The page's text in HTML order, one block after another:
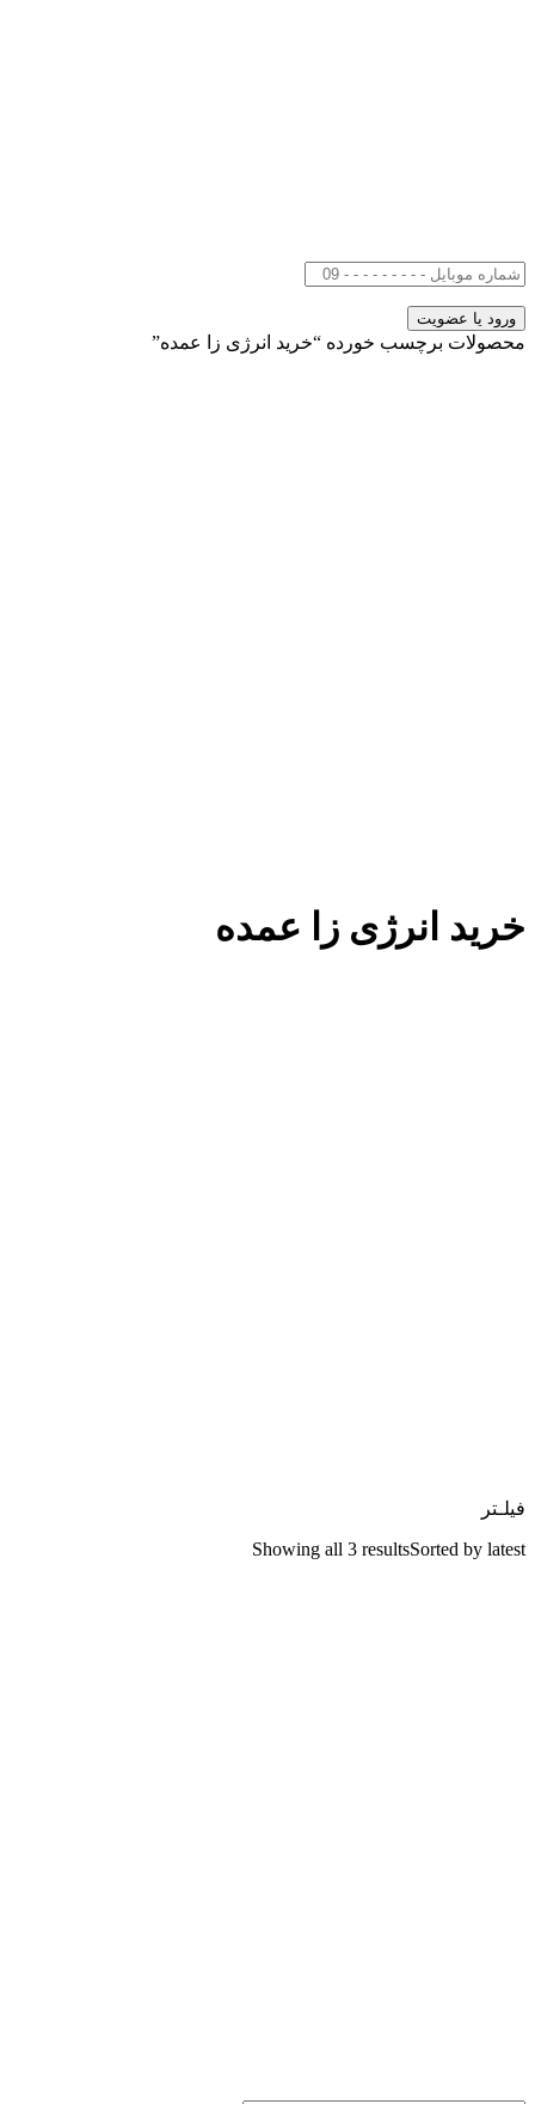
محصولات برچسب خورده “خرید انرژی زا عمده”
خرید انرژی زا عمده
فیلـتر
Showing all 3 resultsSorted by latest